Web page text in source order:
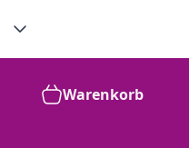
Warenkorb